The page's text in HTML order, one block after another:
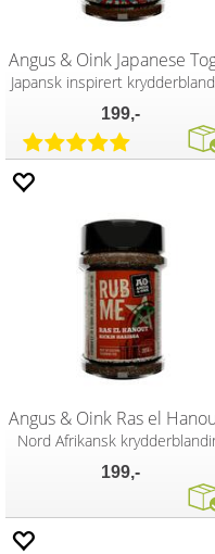
Japansk inspirert
199,-
Nord Afrikansk
199,-